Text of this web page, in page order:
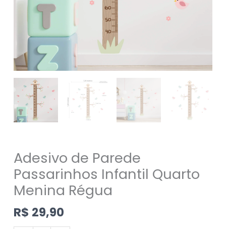
Adesivo de Parede
Passarinhos Infantil Quarto
Menina Régua
R$ 29,90